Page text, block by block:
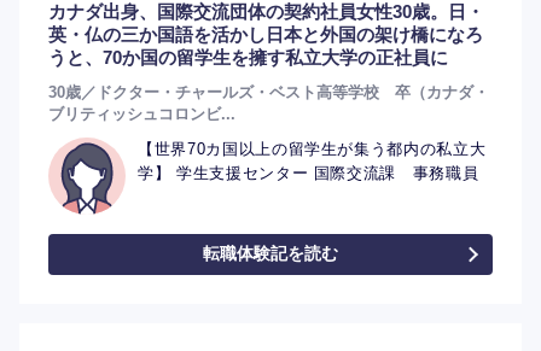
カナダ出身、国際交流団体の契約社員女性30歳。日・
英・仏の三か国語を活かし日本と外国の架け橋になろ
うと、70か国の留学生を擁す私立大学の正社員に
30歳／ドクター・チャールズ・ベスト高等学校 卒（カナダ・
ブリティッシュコロンビ...
【世界70カ国以上の留学生が集う都内の私立大
学】 学生支援センター 国際交流課 事務職員
転職体験記を読む